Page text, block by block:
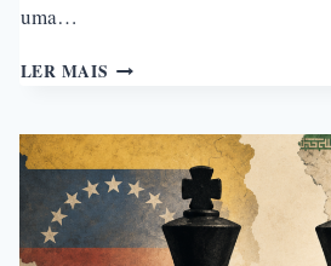
uma…
LER MAIS POR
BRASIL
CONTINUA
TRAVADO